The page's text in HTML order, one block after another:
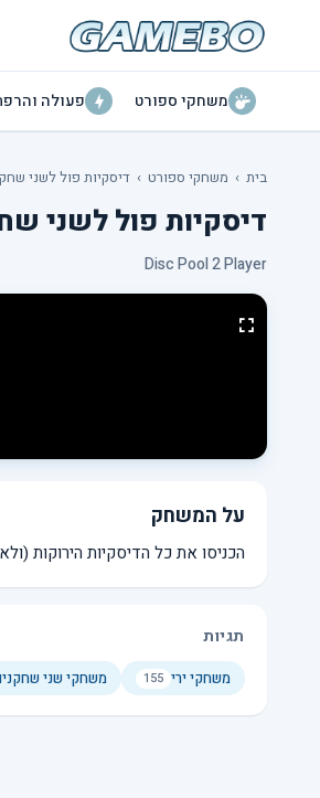
משחקי ספורט פעולה
בית › משחקי ספורט › דיסקיות פול לשני
דיסקיות פול לשני
Disc Pool 2 Player
על המשחק
הכניסו את כל הדיסקיות הירוקות
תגיות
משחקי ירי 155 משחקי שני